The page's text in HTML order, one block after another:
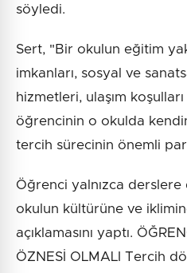
söyledi.
Sert, "Bir okulun eğitim
imkanları, sosyal ve
hizmetleri, ulaşım
öğrencinin o okulda
tercih sürecinin önemli
Öğrenci yalnızca derslere
okulun kültürüne ve
açıklamasını yaptı.
ÖZNESİ OLMALI Tercih